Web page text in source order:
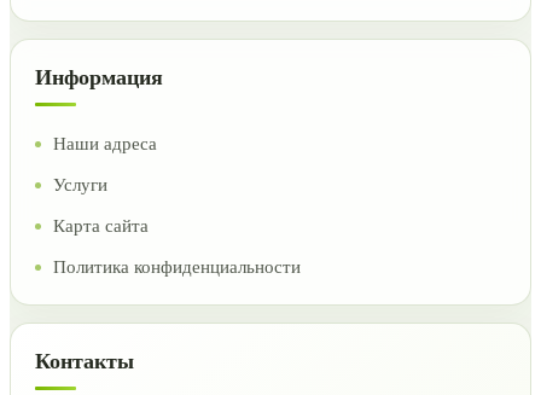
Информация
Наши адреса
Услуги
Карта сайта
Политика конфиденциальности
Контакты